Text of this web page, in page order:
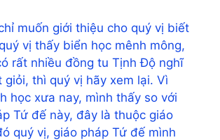
muốn giới thiệu cho quý vị biết
vị thấy biển học mênh mông,
rất nhiều đồng tu Tịnh Độ nghĩ
giỏi, thì quý vị hãy xem lại. Vì
học xưa nay, mình thấy so với
Tứ đế này, đây là thuộc giáo
quý vị, giáo pháp Tứ đế mình